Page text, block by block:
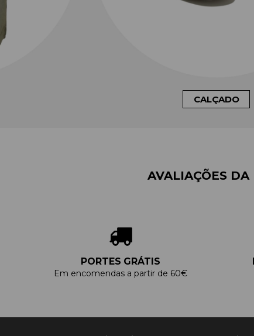
CALÇADO
AVALIAÇÕES DA
PORTES GRÁTIS
Em encomendas a partir de 60€